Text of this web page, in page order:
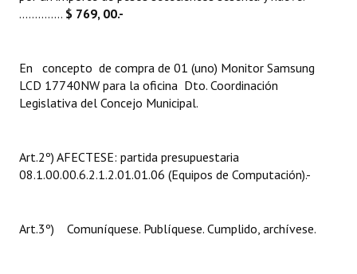
.............. $ 769, 00.-
En concepto de compra de 01 (uno) Monitor Samsung
LCD 17740NW para la oficina Dto. Coordinación
Legislativa del Concejo Municipal.
Art.2º) AFECTESE: partida presupuestaria
08.1.00.00.6.2.1.2.01.01.06 (Equipos de Computación).-
Art.3º) Comuníquese. Publíquese. Cumplido, archívese.